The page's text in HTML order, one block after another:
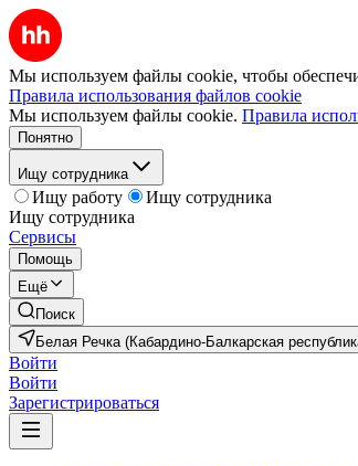
Мы используем файлы cookie, чтобы
Правила использования файлов cookie
Мы используем файлы cookie. Правила
Понятно
Ищу сотрудника
Ищу работу
Ищу сотрудника
Ищу сотрудника
Сервисы
Помощь
Ещё
Поиск
Белая Речка (Кабардино-Балкарская
Войти
Войти
Зарегистрироваться